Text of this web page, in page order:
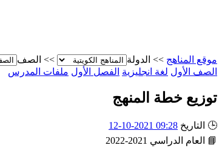
موقع المناهج >> الدولة >> الصف
الصف الأول لغة انجليزية الفصل الأول ملفات المدرس
توزيع خطة المنهج
🕒 التاريخ 09:28 2021-10-12
📘
العام الدراسي 2021-2022